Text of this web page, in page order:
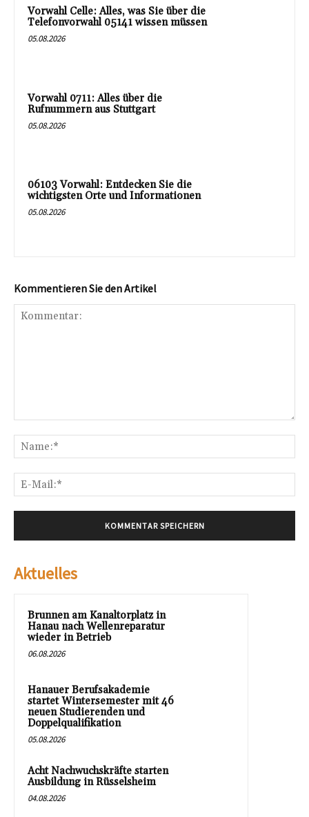
Vorwahl Celle: Alles, was Sie über die
Telefonvorwahl 05141 wissen müssen
05.08.2026
Vorwahl 0711: Alles über die
Rufnummern aus Stuttgart
05.08.2026
06103 Vorwahl: Entdecken Sie die
wichtigsten Orte und Informationen
05.08.2026
Kommentieren Sie den Artikel
Aktuelles
Brunnen am Kanaltorplatz in
Hanau nach Wellenreparatur
wieder in Betrieb
06.08.2026
Hanauer Berufsakademie
startet Wintersemester mit 46
neuen Studierenden und
Doppelqualifikation
05.08.2026
Acht Nachwuchskräfte starten
Ausbildung in Rüsselsheim
04.08.2026